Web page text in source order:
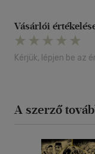
Vásárlói
Kérjük, lépjen be az
A szerző